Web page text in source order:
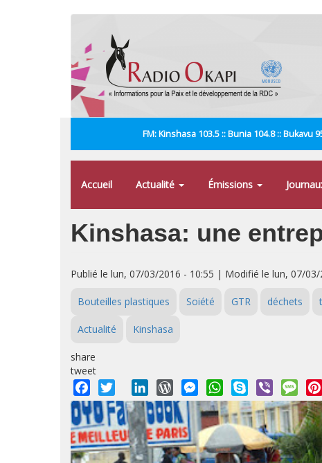
FM: Kinshasa 103.5 :: Bunia 104.8 :: Bukavu
Accueil Actualité Émissions
Kinshasa: une
Publié le lun, 07/03/2016 - 10:55 | Modifié le lun, 07/03/
Bouteilles plastiques Soiété GTR déchets
Actualité Kinshasa
share
tweet
Facebook
Twitter LinkedInWordPressMessengerWhatsApp
Skype Viber